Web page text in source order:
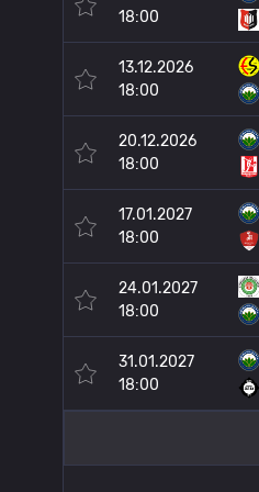
18:00
13.12.2026
18:00
20.12.2026
18:00
17.01.2027
18:00
24.01.2027
18:00
31.01.2027
18:00